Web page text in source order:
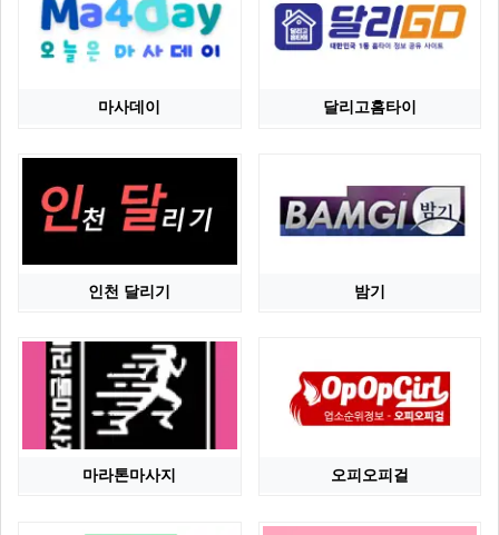
마사데이 달리고홈타이
인천 달리기 밤기
마라톤마사지 오피오피걸